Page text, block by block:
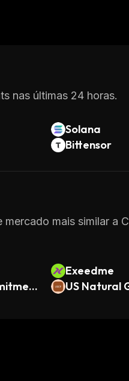
nas últimas 24 horas.
Solana
Bittensor
mais similar a
Exeedme
US Natural